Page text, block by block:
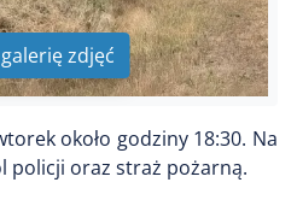
zdjęć
około godziny 18:30. Na
policji oraz straż pożarną.